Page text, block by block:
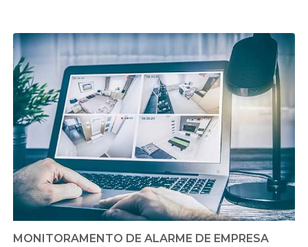
MONITORAMENTO DE ALARME DE EMPRESA